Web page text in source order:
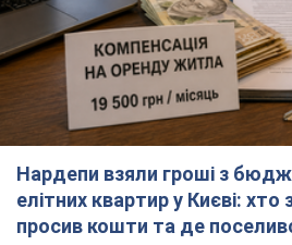
2 години тому 33,0 т.
Армія Росії здійснила
горіла історична частина
Фото та відео
Для терору ворог застосував ракети
6 хвилин тому 20,7 т.